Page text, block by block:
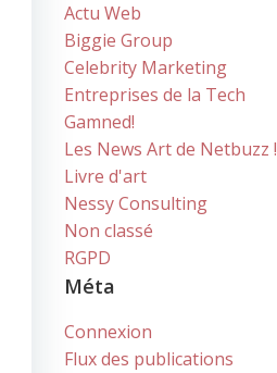
Actu Web
Biggie Group
Celebrity Marketing
Entreprises de la Tech
Gamned!
Les News Art de Netbuzz !
Livre d'art
Nessy Consulting
Non classé
RGPD
Méta
Connexion
Flux des publications